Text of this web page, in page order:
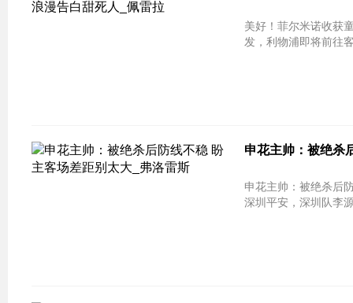
美好！菲尔米诺收获童话般爱情 浪
发，利物浦即将前往
申花主帅：被绝杀
申花主帅：被绝杀后防线不稳 盼
深圳平安，深圳队李